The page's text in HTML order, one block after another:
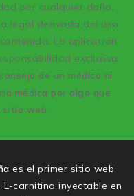
por cualquier daño,
legal derivada del uso
La aplicación
exclusiva
de un médico ni
médica por algo que
web.
es el primer sitio web
carnitina inyectable en